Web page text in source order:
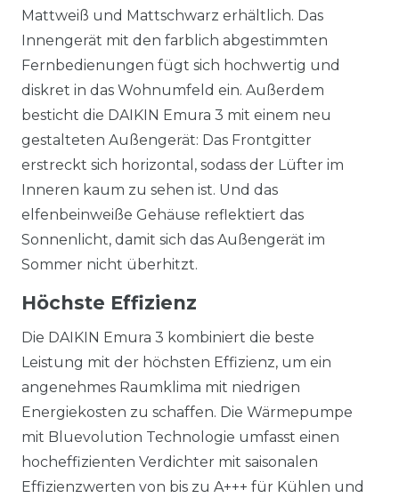
Mattweiß und Mattschwarz erhältlich. Das
Innengerät mit den farblich abgestimmten
Fernbedienungen fügt sich hochwertig und
diskret in das Wohnumfeld ein. Außerdem
besticht die DAIKIN Emura 3 mit einem neu
gestalteten Außengerät: Das Frontgitter
erstreckt sich horizontal, sodass der Lüfter im
Inneren kaum zu sehen ist. Und das
elfenbeinweiße Gehäuse reflektiert das
Sonnenlicht, damit sich das Außengerät im
Sommer nicht überhitzt.
Höchste Effizienz
Die DAIKIN Emura 3 kombiniert die beste
Leistung mit der höchsten Effizienz, um ein
angenehmes Raumklima mit niedrigen
Energiekosten zu schaffen. Die Wärmepumpe
mit Bluevolution Technologie umfasst einen
hocheffizienten Verdichter mit saisonalen
Effizienzwerten von bis zu A+++ für Kühlen und